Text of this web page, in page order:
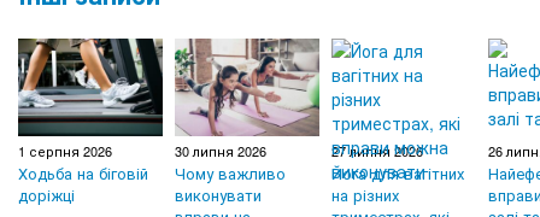
1 серпня 2026
Ходьба на біговій
доріжці
30 липня 2026
Чому важливо
виконувати
27 липня 2026
Йога для вагітних
на різних
26